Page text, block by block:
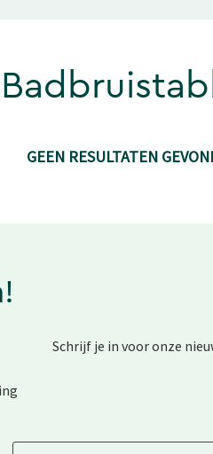
GEEN RESULTATEN
Schrijf je in voor onze